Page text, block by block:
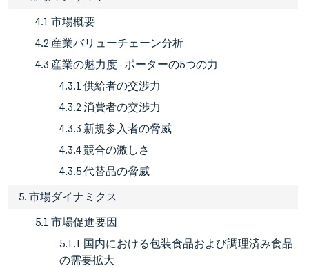
4.1 市場概要
4.2 産業バリューチェーン分析
4.3 産業の魅力度 - ポーターの5つの力
4.3.1 供給者の交渉力
4.3.2 消費者の交渉力
4.3.3 新規参入者の脅威
4.3.4 競合の激しさ
4.3.5 代替品の脅威
5. 市場ダイナミクス
5.1 市場促進要因
5.1.1 国内における包装食品および調理済み食品
の需要拡大